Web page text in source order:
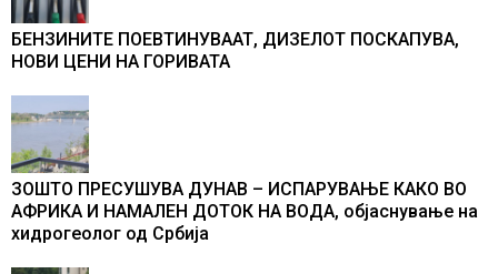
БЕНЗИНИТЕ ПОЕВТИНУВААТ, ДИЗЕЛОТ ПОСКАПУВА,
НОВИ ЦЕНИ НА ГОРИВАТА
ЗОШТО ПРЕСУШУВА ДУНАВ – ИСПАРУВАЊЕ КАКО ВО
АФРИКА И НАМАЛЕН ДОТОК НА ВОДА, објаснување на
хидрогеолог од Србија